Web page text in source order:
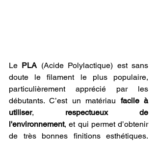
Le PLA (Acide Polylactique) est sans
doute le filament le plus populaire,
particulièrement apprécié par les
débutants. C’est un matériau facile à
utiliser, respectueux de
l'environnement, et qui permet d’obtenir
de très bonnes finitions esthétiques.